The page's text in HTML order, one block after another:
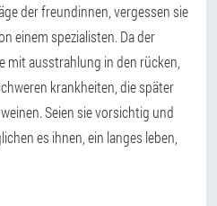
der freundinnen, vergessen sie
einem spezialisten. Da der
mit ausstrahlung in den rücken,
krankheiten, die später
Seien sie vorsichtig und
es ihnen, ein langes leben,